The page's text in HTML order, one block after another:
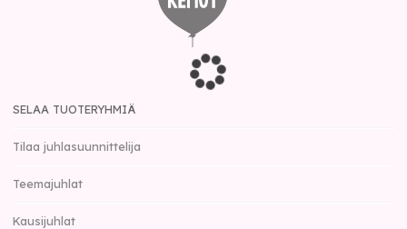
SELAA TUOTERYHMIÄ
Tilaa juhlasuunnittelija
Teemajuhlat
Kausijuhlat